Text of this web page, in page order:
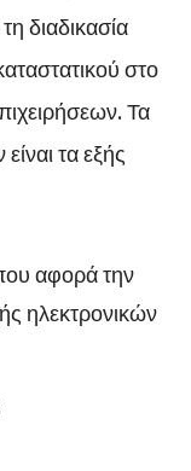
διαδικασία
στο
Τα
τα εξής
αφορά την
ηλεκτρονικών